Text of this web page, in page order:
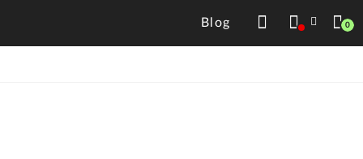
Blog 0